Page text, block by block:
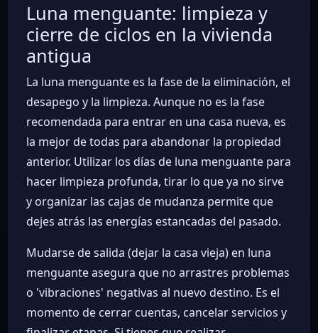
Luna menguante: limpieza y
cierre de ciclos en la vivienda
antigua
La luna menguante es la fase de la eliminación, el
desapego y la limpieza. Aunque no es la fase
recomendada para entrar en una casa nueva, es
la mejor de todas para abandonar la propiedad
anterior. Utilizar los días de luna menguante para
hacer limpieza profunda, tirar lo que ya no sirve
y organizar las cajas de mudanza permite que
dejes atrás las energías estancadas del pasado.
Mudarse de salida (dejar la casa vieja) en luna
menguante asegura que no arrastres problemas
o 'vibraciones' negativas al nuevo destino. Es el
momento de cerrar cuentas, cancelar servicios y